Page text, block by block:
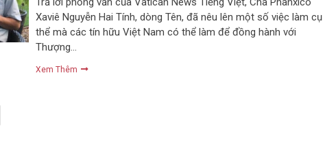
Xaviê Nguyễn Hai Tính, dòng Tên, đã nêu lên một số việc làm cụ
thể mà các tín hữu Việt Nam có thể làm để đồng hành với
Thượng…
Xem Thêm